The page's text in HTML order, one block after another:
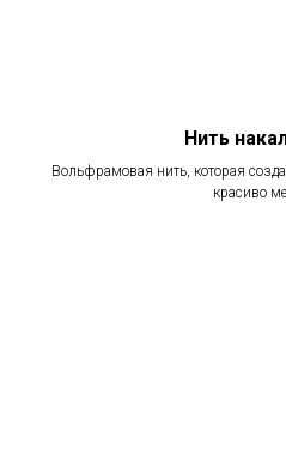
Нить
Вольфрамовая нить, которая
красиво